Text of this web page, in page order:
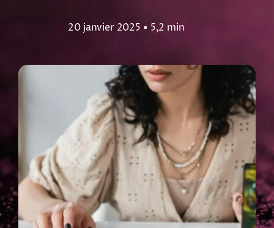
20 janvier 2025 ▪ 5,2 min